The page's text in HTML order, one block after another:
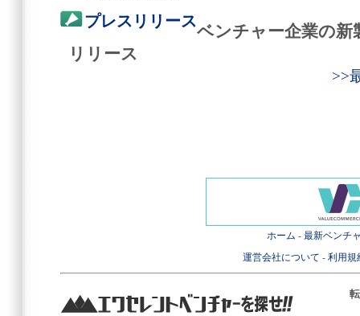
プレスリリース
ベンチャー企業の新
リリース
>>
ホーム - 最新ベンチ
運営会社について - 利用規